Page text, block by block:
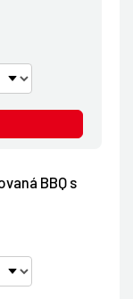
BBQ s